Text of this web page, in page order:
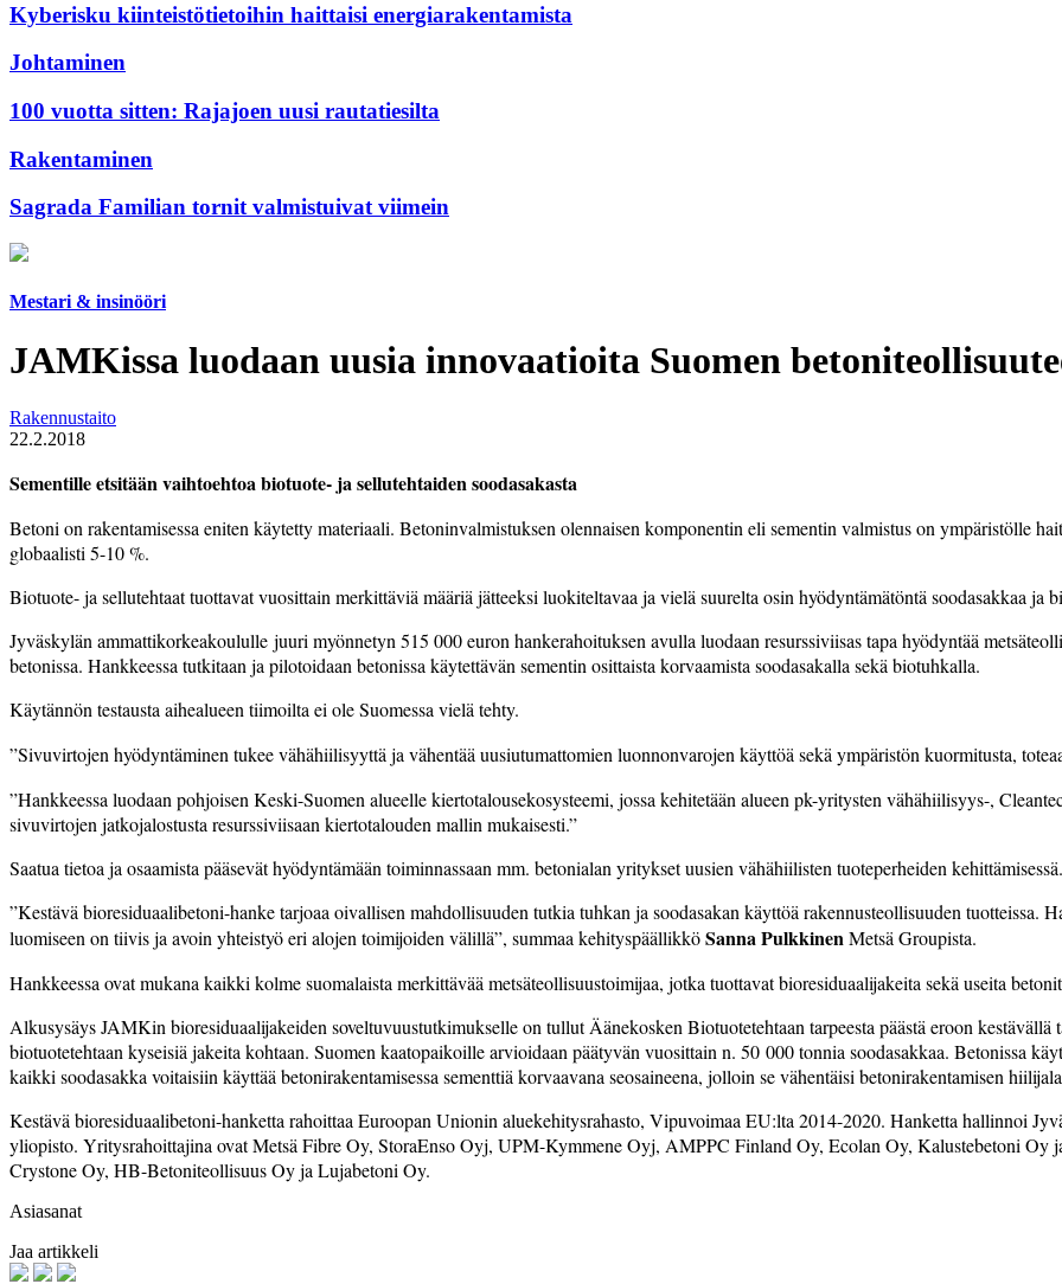
Kyberisku kiinteistötietoihin haittaisi energiarakentamista
Johtaminen
100 vuotta sitten: Rajajoen uusi rautatiesilta
Rakentaminen
Sagrada Familian tornit valmistuivat viimein
Mestari & insinööri
JAMKissa luodaan uusia innovaatioita Suomen
Rakennustaito
22.2.2018
Sementille etsitään vaihtoehtoa biotuote- ja sellutehtaiden soodasakasta
Betoni on rakentamisessa eniten käytetty materiaali. Betoninvalmistuksen olennaisen komponentin eli sementin valmistus on ympäristölle
globaalisti 5-10 %.
Biotuote- ja sellutehtaat tuottavat vuosittain merkittäviä määriä jätteeksi luokiteltavaa ja vielä suurelta osin hyödyntämätöntä soodasakkaa ja
Jyväskylän ammattikorkeakoululle juuri myönnetyn 515 000 euron hankerahoituksen avulla luodaan resurssiviisas tapa hyödyntää
betonissa. Hankkeessa tutkitaan ja pilotoidaan betonissa käytettävän sementin osittaista korvaamista soodasakalla sekä biotuhkalla.
Käytännön testausta aihealueen tiimoilta ei ole Suomessa vielä tehty.
”Sivuvirtojen hyödyntäminen tukee vähähiilisyyttä ja vähentää uusiutumattomien luonnonvarojen käyttöä sekä ympäristön kuormitusta,
”Hankkeessa luodaan pohjoisen Keski-Suomen alueelle kiertotalousekosysteemi, jossa kehitetään alueen pk-yritysten vähähiilisyys-,
sivuvirtojen jatkojalostusta resurssiviisaan kiertotalouden mallin mukaisesti.”
Saatua tietoa ja osaamista pääsevät hyödyntämään toiminnassaan mm. betonialan yritykset uusien vähähiilisten tuoteperheiden kehittämisessä.
”Kestävä bioresiduaalibetoni-hanke tarjoaa oivallisen mahdollisuuden tutkia tuhkan ja soodasakan käyttöä rakennusteollisuuden tuotteissa.
luomiseen on tiivis ja avoin yhteistyö eri alojen toimijoiden välillä”, summaa kehityspäällikköSanna PulkkinenMetsä Groupista.
Hankkeessa ovat mukana kaikki kolme suomalaista merkittävää metsäteollisuustoimijaa, jotka tuottavat bioresiduaalijakeita sekä useita
Alkusysäys JAMKin bioresiduaalijakeiden soveltuvuustutkimukselle on tullut Äänekosken Biotuotetehtaan tarpeesta päästä eroon
biotuotetehtaan kyseisiä jakeita kohtaan. Suomen kaatopaikoille arvioidaan päätyvän vuosittain n. 50 000 tonnia soodasakkaa. Betonissa
kaikki soodasakka voitaisiin käyttää betonirakentamisessa sementtiä korvaavana seosaineena, jolloin se vähentäisi betonirakentamisen
Kestävä bioresiduaalibetoni-hanketta rahoittaa Euroopan Unionin aluekehitysrahasto, Vipuvoimaa EU:lta 2014-2020. Hanketta hallinnoi
yliopisto. Yritysrahoittajina ovat Metsä Fibre Oy, StoraEnso Oyj, UPM-Kymmene Oyj, AMPPC Finland Oy, Ecolan Oy, Kalustebetoni Oy
Crystone Oy, HB-Betoniteollisuus Oy ja Lujabetoni Oy.
Asiasanat
Jaa artikkeli